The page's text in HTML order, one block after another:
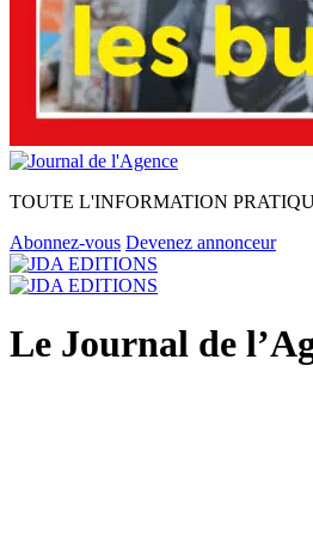
TOUTE L'INFORMATION
Abonnez-vous Devenez annonceur
Le Journal de